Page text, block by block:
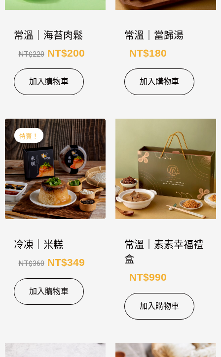
常溫｜海苔肉鬆
NT$220 NT$200
加入購物車
常溫｜當歸湯
NT$180
加入購物車
特賣！
特賣！
冷凍｜米糕
NT$360
原
始
價
格：
NT$360。
NT$349
目
前
價
格：
NT$349。
加入購物車
常溫｜素素幸福禮
盒
NT$990
加入購物車